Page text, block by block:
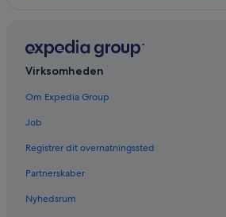
Virksomheden
Om Expedia Group
Job
Registrer dit overnatningssted
Partnerskaber
Nyhedsrum